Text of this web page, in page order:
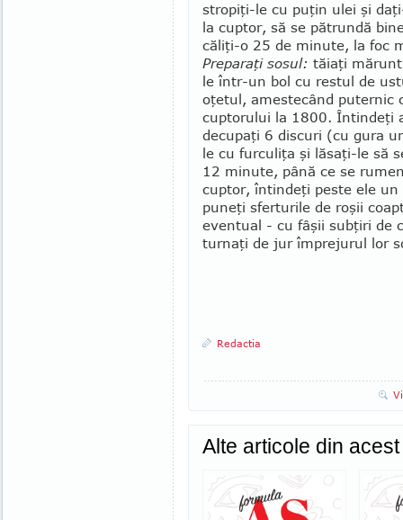
stropiţi-le cu puţin ulei şi
la cuptor, să se pătrundă
căliţi-o 25 de minute, la foc
Preparaţi sosul: tăiaţi
le într-un bol cu restul de
oţetul, amestecând
cuptorului la 1800. Întindeţi
decupaţi 6 discuri (cu gura
le cu furculiţa şi lăsaţi-le să
12 minute, până ce se
cuptor, întindeţi peste ele un
puneţi sferturile de ro­şii
eventual - cu fâşii subţiri de
turnaţi de jur împrejurul lor
Redactia
Alte articole din